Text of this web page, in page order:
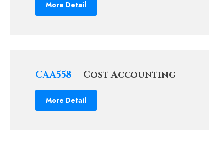
More Detail
CAA558 Cost Accounting
More Detail